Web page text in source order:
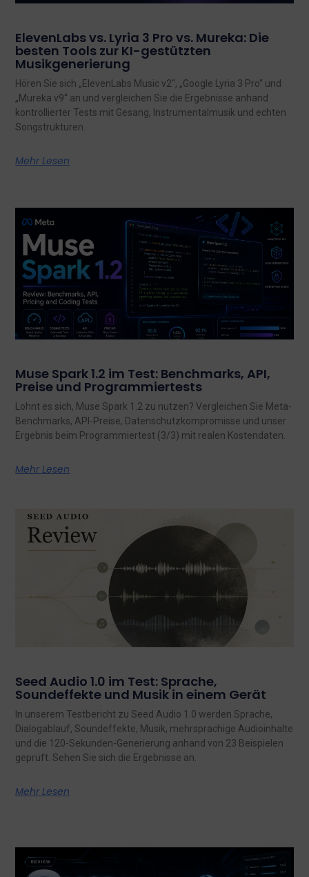
ElevenLabs vs. Lyria 3 Pro vs. Mureka: Die
besten Tools zur KI-gestützten
Musikgenerierung
Hören Sie sich „ElevenLabs Music v2“, „Google Lyria 3 Pro“ und
„Mureka v9“ an und vergleichen Sie die Ergebnisse anhand
kontrollierter Tests mit Gesang, Instrumentalmusik und echten
Songstrukturen.
Mehr Lesen
Muse Spark 1.2 im Test: Benchmarks, API,
Preise und Programmiertests
Lohnt es sich, Muse Spark 1.2 zu nutzen? Vergleichen Sie Meta-
Benchmarks, API-Preise, Datenschutzkompromisse und unser
Ergebnis beim Programmiertest (3/3) mit realen Kostendaten.
Mehr Lesen
Seed Audio 1.0 im Test: Sprache,
Soundeffekte und Musik in einem Gerät
In unserem Testbericht zu Seed Audio 1.0 werden Sprache,
Dialogablauf, Soundeffekte, Musik, mehrsprachige Audioinhalte
und die 120-Sekunden-Generierung anhand von 23 Beispielen
geprüft. Sehen Sie sich die Ergebnisse an.
Mehr Lesen